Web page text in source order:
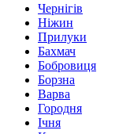
Чернігів
Ніжин
Прилуки
Бахмач
Бобровиця
Борзна
Варва
Городня
Ічня